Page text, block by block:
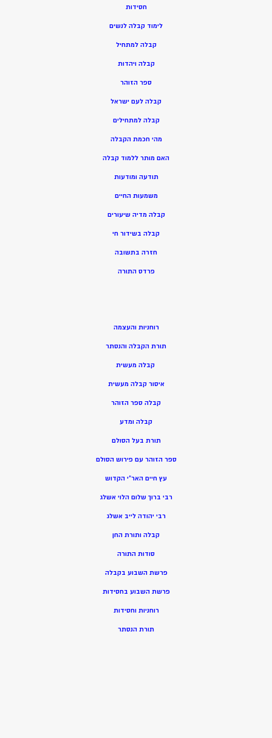
חסידות
לימוד קבלה לנשים
קבלה למתחיל
קבלה ויהדות
ספר הזוהר
קבלה לעם ישראל
קבלה למתחילים
מהי חכמת הקבלה
האם מותר ללמוד קבלה
תודעה ומודעות
משמעות החיים
קבלה מדיה שיעורים
קבלה בשידור חי
חזרה בתשובה
פרדס התורה
רוחניות והעצמה
תורת הקבלה והנסתר
קבלה מעשית
איסור קבלה מעשית
קבלה ספר הזוהר
קבלה ומדע
תורת בעל הסולם
ספר הזוהר עם פירוש הסולם
עץ חיים האר”י הקדוש
רבי ברוך שלום הלוי אשלג
רבי יהודה לייב אשלג
קבלה ותורת החן
סודות התורה
פרשת השבוע בקבלה
פרשת השבוע בחסידות
רוחניות וחסידות
תורת הנסתר